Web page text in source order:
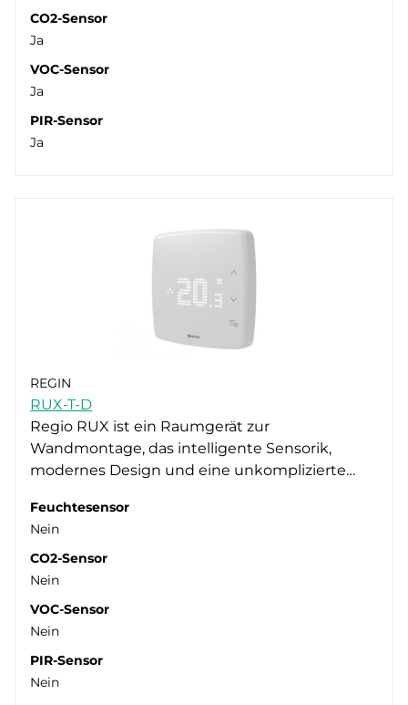
BACnet (6)
Modbus (8)
Ethernet (2)
Schutzart
IP30 (9)
CO2-Sensor
Ja
VOC-Sensor
Ja
PIR-Sensor
Ja
REGIN
RUX-T-D
Regio RUX ist ein Raumgerät zur
Wandmontage, das intelligente Sensorik,
modernes Design und eine unkomplizierte…
Feuchtesensor
Nein
CO2-Sensor
Nein
VOC-Sensor
Nein
PIR-Sensor
Nein